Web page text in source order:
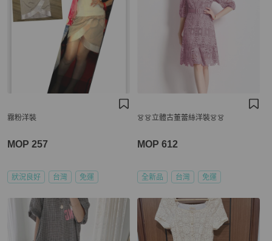
霧粉洋裝
MOP 257
狀況良好 台灣 免運
👗👗立體古董蕾絲洋裝👗👗
MOP 612
全新品 台灣 免運